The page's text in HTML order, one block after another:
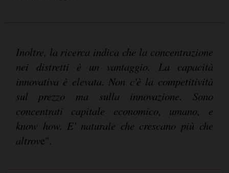
Inoltre, la ricerca indica che la concentrazione
nei distretti è un vantaggio. La capacità
innovativa è elevata. Non c'è la competitività
sul prezzo ma sulla innovazione. Sono
concentrati capitale economico, umano, e
know how. E' naturale che crescano più che
altrove".